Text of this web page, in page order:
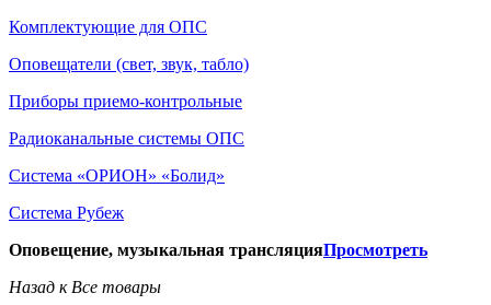
Комплектующие для ОПС
Оповещатели (свет, звук, табло)
Приборы приемо-контрольные
Радиоканальные системы ОПС
Система «ОРИОН» «Болид»
Система Рубеж
Оповещение, музыкальная трансляцияПросмотреть
Назад к Все товары